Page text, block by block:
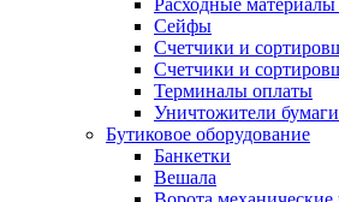
Расходные
Сейфы
Счетчики и
Счетчики и
Терминалы оплаты
Уничтожители
Бутиковое оборудование
Банкетки
Вешала